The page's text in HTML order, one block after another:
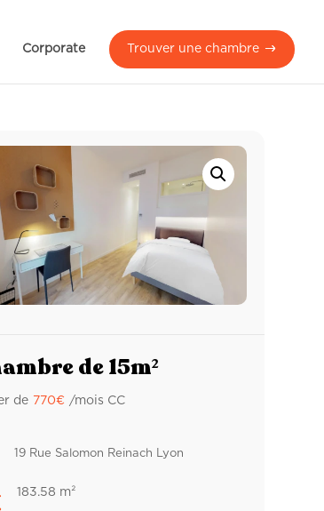
Corporate Trouver une chambre
de 15m²
de 770€ /mois CC
19 Rue Salomon Reinach Lyon
183.58 m²